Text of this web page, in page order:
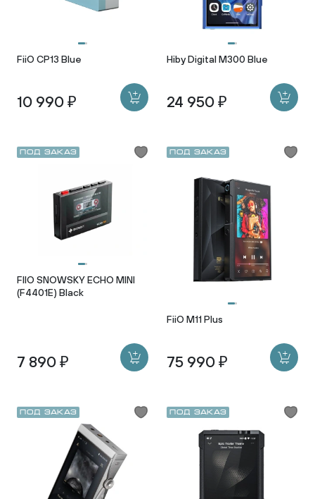
FiiO CP13 Blue
10 990 ₽
Hiby Digital M300 Blue
24 950 ₽
Под заказ
FIIO SNOWSKY ECHO MINI
(F4401E) Black
7 890 ₽
Под заказ
FiiO M11 Plus
75 990 ₽
Под заказ Под заказ